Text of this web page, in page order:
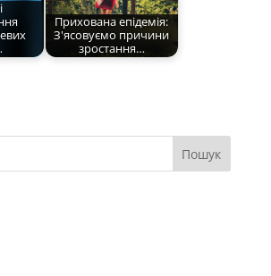
Прихована епідемія:
З'ясовуємо причини
зростання…
Пошук